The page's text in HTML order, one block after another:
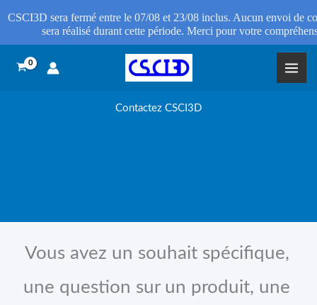
Contactez CSCI3D
Vous avez un souhait spécifique,
une question sur un produit, une
CSCI3D sera fermé entre le 07/08 et 23/08 inclus. Aucun envoi de
sera réalisé durant cette période. Merci pour votre